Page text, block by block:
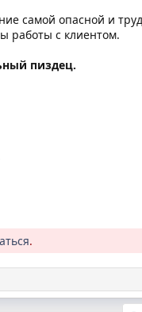
самой опасной и
работы с клиентом.
пиздец.
.